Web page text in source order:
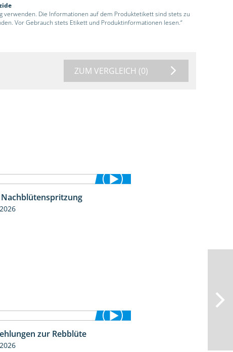
Die Informationen auf dem Produktetikett sind stets zu
Vor Gebrauch stets Etikett und Produktinformationen lesen.“
ZUM VERGLEICH (0)
Nachblütenspritzung
zur Rebblüte